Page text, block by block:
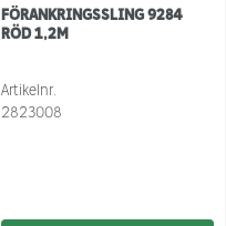
FÖRANKRINGSSLING 9284
RÖD 1,2M
Artikelnr.
2823008